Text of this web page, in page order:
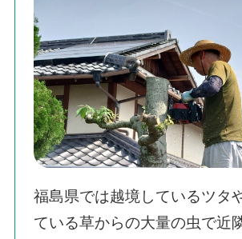
福島県では越境しているツタ
ている草からの大量の虫で近